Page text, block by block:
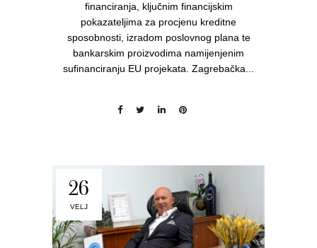
financiranja, ključnim financijskim
pokazateljima za procjenu kreditne
sposobnosti, izradom poslovnog plana te
bankarskim proizvodima namijenjenim
sufinanciranju EU projekata. Zagrebačka...
26
VELJ